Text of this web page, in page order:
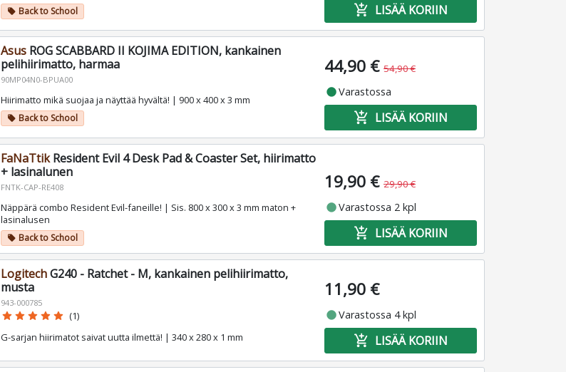
local_offer Back to School add_shopping_cart LISÄÄ KORIIN
AsusROG SCABBARD II KOJIMA EDITION, kankainen
pelihiirimatto, harmaa
90MP04N0-BPUA00
Hiirimatto mikä suojaa ja näyttää hyvältä! | 900 x 400 x 3 mm
local_offer Back to School
44,90 € 54,90 €
fiber_manual_recordVarastossa
add_shopping_cart LISÄÄ KORIIN
FaNaTtikResident Evil 4 Desk Pad & Coaster Set, hiirimatto
+ lasinalunen
FNTK-CAP-RE408
Näppärä combo Resident Evil-faneille! | Sis. 800 x 300 x 3 mm maton +
lasinalusen
local_offer Back to School
19,90 € 29,90 €
fiber_manual_recordVarastossa 2 kpl
add_shopping_cart LISÄÄ KORIIN
LogitechG240 - Ratchet - M, kankainen pelihiirimatto,
musta
943-000785
star star star star star (1)
G-sarjan hiirimatot saivat uutta ilmettä! | 340 x 280 x 1 mm
11,90 €
fiber_manual_recordVarastossa 4 kpl
add_shopping_cart LISÄÄ KORIIN